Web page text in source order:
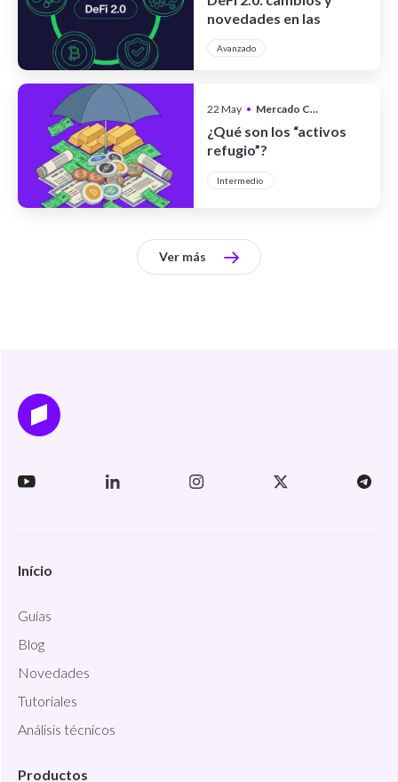
novedades en las
descentralizadas
Avanzado
22 May • Mercado Cripto
¿Qué son los “activos
refugio”?
Intermedio
Ver más
Início
Guías
Blog
Novedades
Tutoriales
Análisis técnicos
Productos